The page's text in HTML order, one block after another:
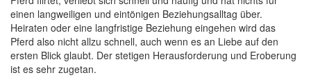
einen langweiligen und eintönigen Beziehungsalltag über.
Heiraten oder eine langfristige Beziehung eingehen wird das
Pferd also nicht allzu schnell, auch wenn es an Liebe auf den
ersten Blick glaubt. Der stetigen Herausforderung und Eroberung
ist es sehr zugetan.